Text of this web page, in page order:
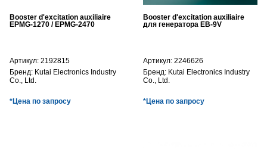
Booster d'excitation auxiliaire
EPMG-1270 / EPMG-2470
Артикул: 2192815
Бренд: Kutai Electronics Industry
Co., Ltd.
*Цена по запросу
Booster d'excitation auxiliaire
для генератора EB-9V
Артикул: 2246626
Бренд: Kutai Electronics Industry
Co., Ltd.
*Цена по запросу